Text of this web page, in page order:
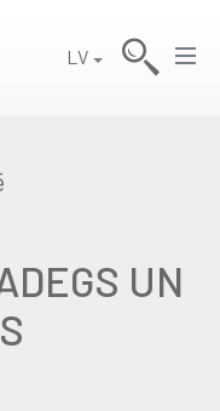
LV
UN